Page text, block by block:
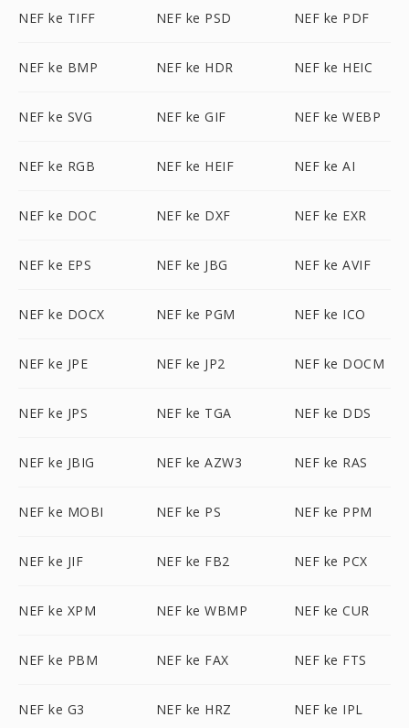
NEF ke TIFF NEF ke PSD NEF ke PDF
NEF ke BMP NEF ke HDR NEF ke HEIC
NEF ke SVG NEF ke GIF NEF ke WEBP
NEF ke RGB NEF ke HEIF NEF ke AI
NEF ke DOC NEF ke DXF NEF ke EXR
NEF ke EPS NEF ke JBG NEF ke AVIF
NEF ke DOCX NEF ke PGM NEF ke ICO
NEF ke JPE NEF ke JP2 NEF ke DOCM
NEF ke JPS NEF ke TGA NEF ke DDS
NEF ke JBIG NEF ke AZW3 NEF ke RAS
NEF ke MOBI NEF ke PS NEF ke PPM
NEF ke JIF NEF ke FB2 NEF ke PCX
NEF ke XPM NEF ke WBMP NEF ke CUR
NEF ke PBM NEF ke FAX NEF ke FTS
NEF ke G3 NEF ke HRZ NEF ke IPL